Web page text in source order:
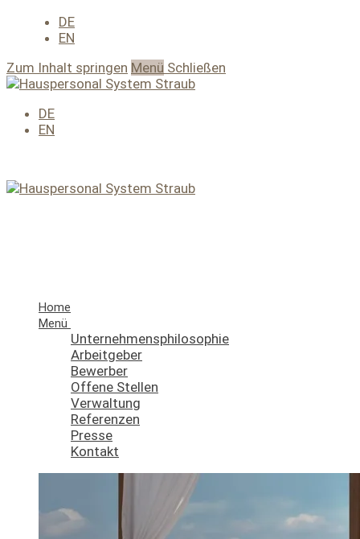
DE
EN
Zum Inhalt springen Menü Schließen
DE
EN
Home
Menü
Unternehmensphilosophie
Arbeitgeber
Bewerber
Offene Stellen
Verwaltung
Referenzen
Presse
Kontakt